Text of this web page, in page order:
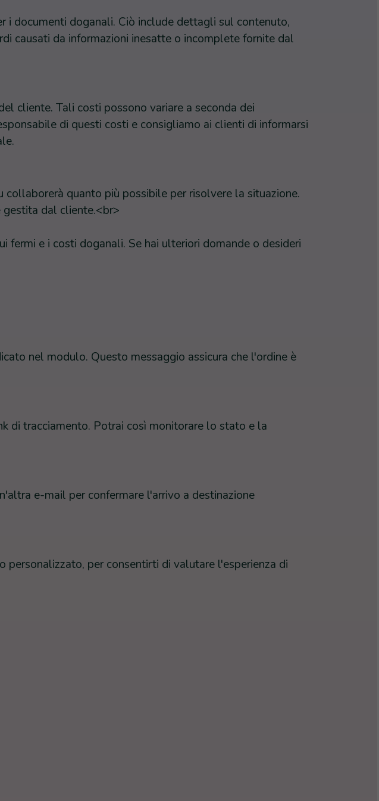
i documenti doganali. Ciò include dettagli sul contenuto,
causati da informazioni inesatte o incomplete fornite dal
cliente. Tali costi possono variare a seconda dei
di questi costi e consigliamo ai clienti di informarsi
quanto più possibile per risolvere la situazione.
dal cliente.<br>
fermi e i costi doganali. Se hai ulteriori domande o desideri
nel modulo. Questo messaggio assicura che l'ordine è
di tracciamento. Potrai così monitorare lo stato e la
e-mail per confermare l'arrivo a destinazione
per consentirti di valutare l'esperienza di